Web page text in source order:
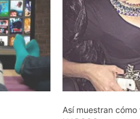
Así muestran